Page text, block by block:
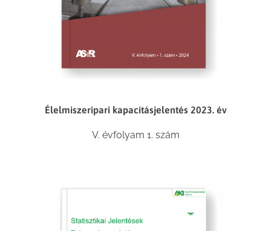
Élelmiszeripari kapacitásjelentés 2023. év
V. évfolyam 1. szám